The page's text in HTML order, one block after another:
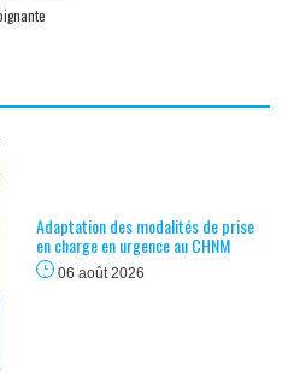
Adaptation des modalités de prise
en charge en urgence au CHNM
06 août 2026